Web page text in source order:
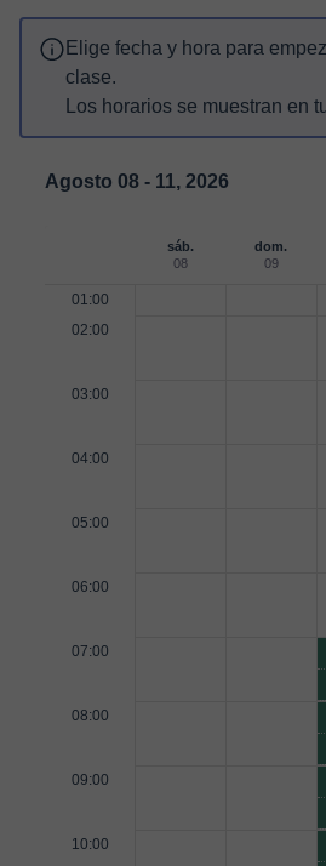
Elige fecha y hora para
clase.
Los horarios se muestran en
Agosto 08 - 11, 2026
sáb.
08
dom.
09
01:00
02:00
03:00
04:00
05:00
06:00
07:00
08:00
09:00
10:00